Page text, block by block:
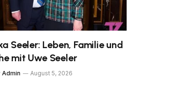
Seeler: Leben, Familie und
mit Uwe Seeler
Admin August 5, 2026